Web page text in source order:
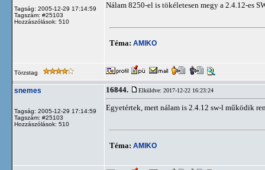
Tagság: 2005-12-29 17:14:59
Tagszám: #25103
Hozzászólások: 510
Nálam 8250-el is tökéletesen megy a 2.4.12-es
Téma: AMIKO
Törzstag
snemes
Tagság: 2005-12-29 17:14:59
Tagszám: #25103
Hozzászólások: 510
16844. Elküldve: 2017-12-22 16:23:24
Egyetértek, mert nálam is 2.4.12 sw-l működik
Téma: AMIKO